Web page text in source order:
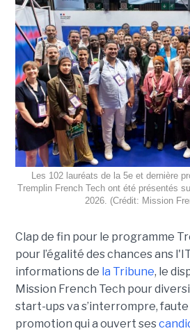
Les 102 lauréats de la 5e et dernière
Tremplin French Tech ont été présentés
2026. (Crédit: Mission
Clap de fin pour le programme
pour l’égalité des chances ans
informations de la Tribune, le
Mission French Tech pour
start-ups va s’interrompre,
promotion qui a ouvert ses